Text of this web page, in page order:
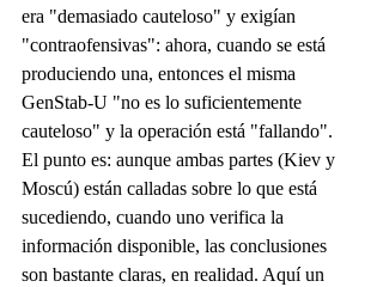
era "demasiado cauteloso" y exigían
"contraofensivas": ahora, cuando se está
produciendo una, entonces el misma
GenStab-U "no es lo suficientemente
cauteloso" y la operación está "fallando".
El punto es: aunque ambas partes (Kiev y
Moscú) están calladas sobre lo que está
sucediendo, cuando uno verifica la
información disponible, las conclusiones
son bastante claras, en realidad. Aquí un